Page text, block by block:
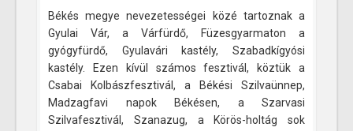
Békés megye nevezetességei közé tartoznak a
Gyulai Vár, a Várfürdő, Füzesgyarmaton a
gyógyfürdő, Gyulavári kastély, Szabadkígyósi
kastély. Ezen kívül számos fesztivál, köztük a
Csabai Kolbászfesztivál, a Békési Szilvaünnep,
Madzagfavi napok Békésen, a Szarvasi
Szilvafesztivál, Szanazug, a Körös-holtág sok